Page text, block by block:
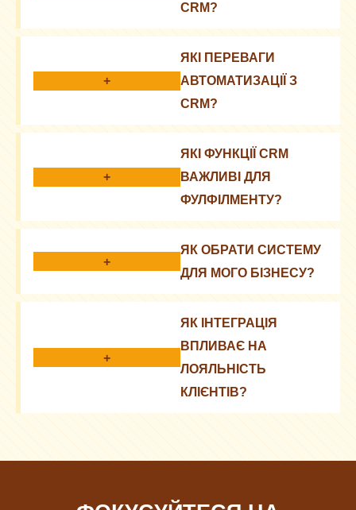
CRM?
Ефективне керування замовленнями,
покращення комунікації з клієнтами та
оптимізація логістики.
+
ЯКІ ПЕРЕВАГИ
АВТОМАТИЗАЦІЇ З
CRM?
Зменшення помилок, підвищення швидкості
обробки замовлень та покращення клієнтського
+
ЯКІ ФУНКЦІЇ CRM
ВАЖЛИВІ ДЛЯ
ФУЛФІЛМЕНТУ?
Відстеження замовлень, управління запасами,
звітність та аналітика.
+
ЯК ОБРАТИ СИСТЕМУ
ДЛЯ МОГО БІЗНЕСУ?
Врахуйте розмір бізнесу, потреби, бюджет та
можливості інтеграції з іншими системами.
+
ЯК ІНТЕГРАЦІЯ
ВПЛИВАЄ НА
ЛОЯЛЬНІСТЬ
КЛІЄНТІВ?